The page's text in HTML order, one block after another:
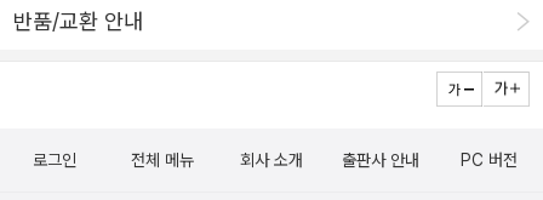
과정을 흥미롭게 만나볼 수 있습니다. 표지족들이여, 한 번쯤은 들춰
록 홈즈 : 모리어티의 죽음 _ 앤터니 호로비츠 _ 황금가지 _ 424쪽
훌쩍. 나중에 나타났지만. 6월을 마지막으로 장식하기 위해 도서관
겨보진 못했지만(이라고 말한 시점에서 이미 자격미달이지만 ;;;;) 그
헤헤. 어쨌든, 저 책들로 5만원 조각맞추기를 위해 다시 판을 짜
게 생겼지만 그거야 늘 즐거운 일이니까. 집에 그득히 쌓여있는 책을
한 권 두 권 읽어나가는 재미도 있지만, 신간을 영접할 수 있다는 것은
읽고그러면서 취미와 일이 막 섞이고 그러고 있다. 하하. 좋은 건지.
반품/교환 안내
로그인 전체 메뉴 회사 소개 출판사 안내 PC 버전